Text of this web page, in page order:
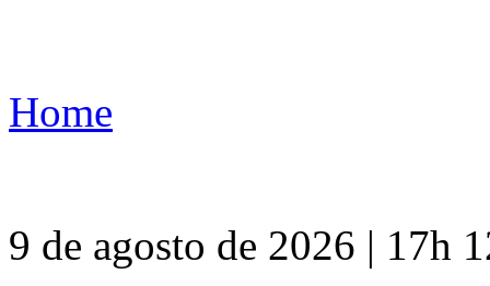
Home
9 de agosto de 2026 | 17h